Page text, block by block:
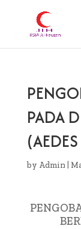
PADA
by Admin